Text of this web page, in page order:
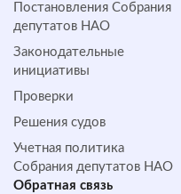
Постановления Собрания
депутатов НАО
Законодательные
инициативы
Проверки
Решения судов
Учетная политика
Собрания депутатов НАО
Обратная cвязь